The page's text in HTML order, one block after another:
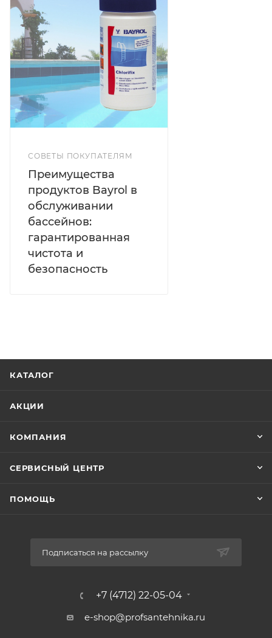
бассейна на расстояние не менее 50 см и на глубине
около 5 см от поверхности воды.
2) Заполнить тестер водой и поместить таблетку в
соответствующий отсек.
3) Встряхнуть тестер и подождать полного
растворения таблетки в воде.
4) Сравнить цвет воды с цветами на шкале тестера.
5) Таблетки Bayrol Phenol Red предназначены для
измерения параметров воды только с помощью
СОВЕТЫ ПОКУПАТЕЛЯМ
Преимущества
продуктов Bayrol в
обслуживании
бассейнов:
гарантированная
чистота и
безопасность
КАТАЛОГ
АКЦИИ
КОМПАНИЯ
СЕРВИСНЫЙ ЦЕНТР
ПОМОЩЬ
Подписаться на рассылку
+7 (4712) 22-05-04
e-shop@profsantehnika.ru